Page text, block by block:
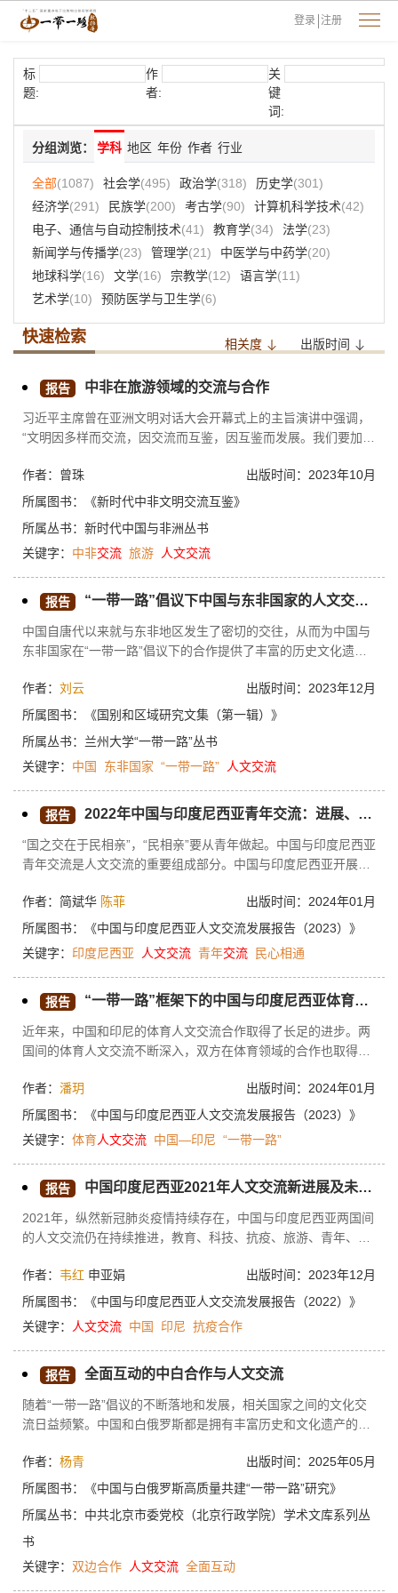
登录 注册
标
题:
作
者:
关
键
词:
分组浏览： 学科 地区 年份 作者 行业
全部(1087) 社会学(495) 政治学(318) 历史学(301)
经济学(291) 民族学(200) 考古学(90) 计算机科学技术(42)
电子、通信与自动控制技术(41) 教育学(34) 法学(23)
新闻学与传播学(23) 管理学(21) 中医学与中药学(20)
地球科学(16) 文学(16) 宗教学(12) 语言学(11)
艺术学(10) 预防医学与卫生学(6)
快速检索 相关度 出版时间
报告 中非在旅游领域的交流与合作
习近平主席曾在亚洲文明对话大会开幕式上的主旨演讲中强调，
“文明因多样而交流，因交流而互鉴，因互鉴而发展。我们要加强
洲命运共同体、人类命运共同体的人文基础”。旅游交流合作是中
外文明交流互鉴的重要组成，是构建人类命运共同体的重要方
然资源，中非旅游交往有益于中非之间的文明交流互鉴，有利于
促进中非双方之间的社会经济发展，有助于中非人民通过文化和
旅游交往拥有更多获得感和幸福感。中非旅游交流合作是推动中
非共同发展、共同繁荣，构建更加紧密的中非命运共同体的一个
重要途径。
出版时间：2023年10月
作者：曾珠
所属图书：
《新时代中非文明交流互鉴》
所属丛书： 新时代中国与非洲丛书
关键字： 中非交流 旅游 人文交流
报告 “一带一路”倡议下中国与东非国家的人文交流合作
中国自唐代以来就与东非地区发生了密切的交往，从而为中国与
东非国家在“一带一路”倡议下的合作提供了丰富的历史文化遗
方在“一带一路”倡议下的人文交流与合作提供了坚实的基础，双
方文化差异和非洲文化基础设施落后则对双方进一步加深人文交
与东非国家的人文交流与合作提出了思路。
出版时间：2023年12月
作者： 刘云
所属图书：
《国别和区域研究文集（第一辑）》
所属丛书： 兰州大学“一带一路”丛书
关键字： 中国 东非国家 “一带一路” 人文交流
报告 2022年中国与印度尼西亚青年交流：进展、问题与展望
“国之交在于民相亲”，“民相亲”要从青年做起。中国与印度尼西亚
青年交流是人文交流的重要组成部分。中国与印度尼西亚开展青
质激励等有利条件。2022年，中国与印度尼西亚开展了各类青年
交流，形成了官方力量和民间力量共同推动、以高校为重要依
存在民间层面独立组织青年交流的能力较弱、青年交流的双向性
不足、青年交流的持续性不足、青年交流的参与主体具有局限性
的问题，存在改进的空间。展望2023年，中国与印度尼西亚青年
方面持续发挥作用。
出版时间：2024年01月
作者：简斌华 陈菲
所属图书：
《中国与印度尼西亚人文交流发展报告（2023）》
关键字： 印度尼西亚 人文交流 青年交流 民心相通
报告 “一带一路”框架下的中国与印度尼西亚体育人文交流合作
近年来，中国和印尼的体育人文交流合作取得了长足的进步。两
国间的体育人文交流不断深入，双方在体育领域的合作也取得了
育人文交流合作，中印尼体育交流活动不断增多，范围不断扩
大，双方还签署了一系列体育合作协议，交流方式也更为直接和
化差异和语言交流障碍，这阻碍了双方之间的交流；印尼缺乏足
够的财政支持，双方缺乏技术和知识分享；由于印尼的全民健身
意识不足，印尼民众对体育人文交流不够重视，受到中国体育文
要实行针对性措施以应对上述挑战。双方在体育人文交流方面应
建立更加紧密的合作关系，克服语言交流障碍，还应发展中印尼
体育产业联盟，同时，加强体育技术和知识的分享，加强体育人
文交流的宣传，以提高双方之间的交流水平。
出版时间：2024年01月
作者： 潘玥
所属图书：
《中国与印度尼西亚人文交流发展报告（2023）》
关键字： 体育人文交流 中国—印尼 “一带一路”
报告 中国印度尼西亚2021年人文交流新进展及未来合作建议
2021年，纵然新冠肺炎疫情持续存在，中国与印度尼西亚两国间
的人文交流仍在持续推进，教育、科技、抗疫、旅游、青年、文
测的国际局势的交织叠加影响下，中印尼两国间的人文交流面临
更多的挑战。面对这种形势，中国应注重释放更强大的友好交流
事“讲好中国故事”，培育两国知名合作品牌，加深两国民众间的
相互理解和信任，展现中国和平发展的负责任的大国形象。
出版时间：2023年12月
作者： 韦红 申亚娟
所属图书：
《中国与印度尼西亚人文交流发展报告（2022）》
关键字：
人文交流 中国 印尼 抗疫合作
报告 全面互动的中白合作与人文交流
随着“一带一路”倡议的不断落地和发展，相关国家之间的文化交
流日益频繁。中国和白俄罗斯都是拥有丰富历史和文化遗产的国
之间的友好关系由来已久。自1992年两国建交以来，双方在政
治、经济、文化等多个领域展开了广泛的合作。随着白俄罗斯对
温，中国与白俄罗斯之间的人文交流也取得了长足的进展，通过
多层次的全面互动实现了两国的双向融入和民心相通。本文是对
“对象-过程-项目-人文”框架下“人文”的研究。
出版时间：2025年05月
作者： 杨青
所属图书：
《中国与白俄罗斯高质量共建“一带一路”研究》
所属丛书： 中共北京市委党校（北京行政学院）学术文库系列丛
书
关键字： 双边合作 人文交流 全面互动